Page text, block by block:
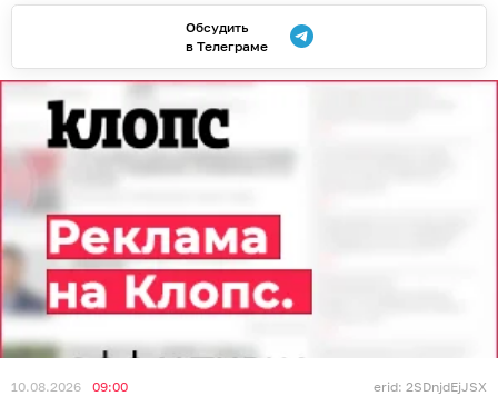
Обсудить
в Телеграме
10.08.2026 09:00 erid: 2SDnjdEjJSX